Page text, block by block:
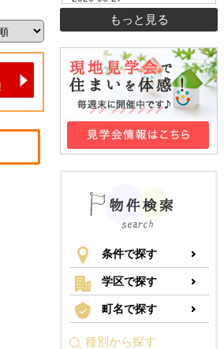
もっと見る
条件で探す
学区で探す
町名で探す
種別から探す